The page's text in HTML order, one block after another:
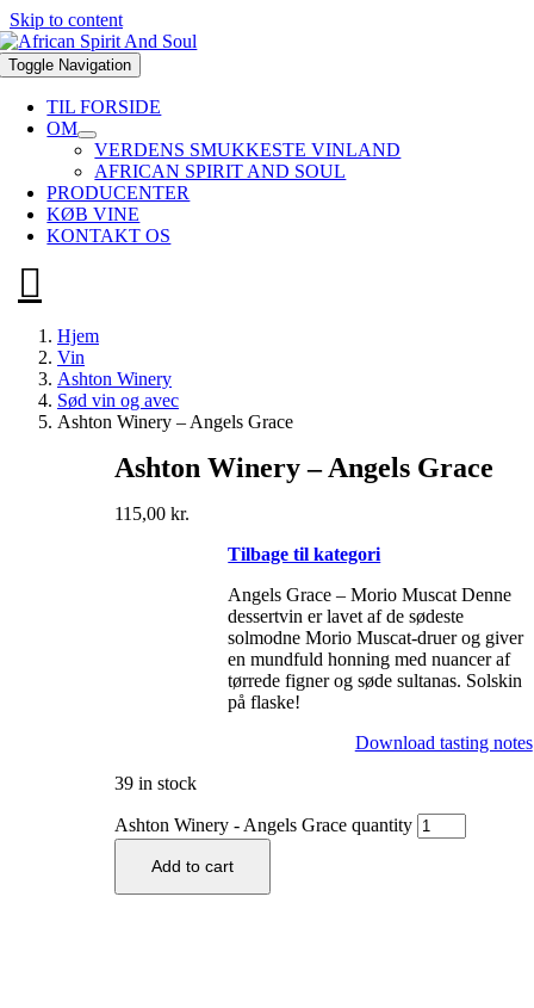
Skip to content
Toggle Navigation
TIL FORSIDE
OM
VERDENS SMUKKESTE VINLAND
AFRICAN SPIRIT AND SOUL
PRODUCENTER
KØB VINE
KONTAKT OS
Hjem
Vin
Ashton Winery
Sød vin og avec
Ashton Winery – Angels Grace
Ashton Winery – Angels Grace
115,00kr.
Tilbage til kategori
Angels Grace – Morio Muscat Denne
dessertvin er lavet af de sødeste
solmodne Morio Muscat-druer og giver
en mundfuld honning med nuancer af
tørrede figner og søde sultanas. Solskin
på flaske!
Download tasting notes
39 in stock
Ashton Winery - Angels Grace quantity
Add to cart